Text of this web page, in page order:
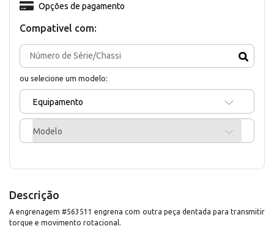
Compativel com:
ou selecione um modelo:
Equipamento
Modelo
Opções de pagamento
Descrição
A engrenagem #563511 engrena com outra peça dentada para transmitir
torque e movimento rotacional.